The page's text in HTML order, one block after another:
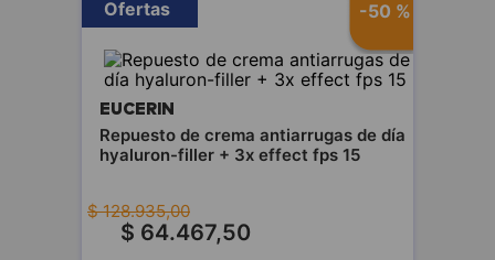
-50 %
Ofertas
EUCERIN
Repuesto de crema antiarrugas de día
hyaluron-filler + 3x effect fps 15
$ 128.935,00
$ 64.467,50